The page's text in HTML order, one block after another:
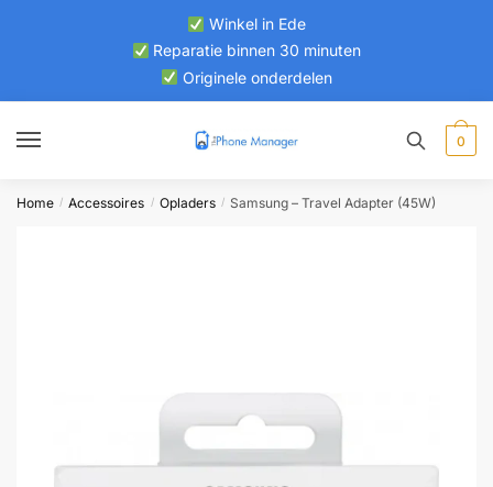
Winkel in Ede
Reparatie binnen 30 minuten
Originele onderdelen
0
Home / Accessoires / Opladers / Samsung – Travel Adapter (45W)